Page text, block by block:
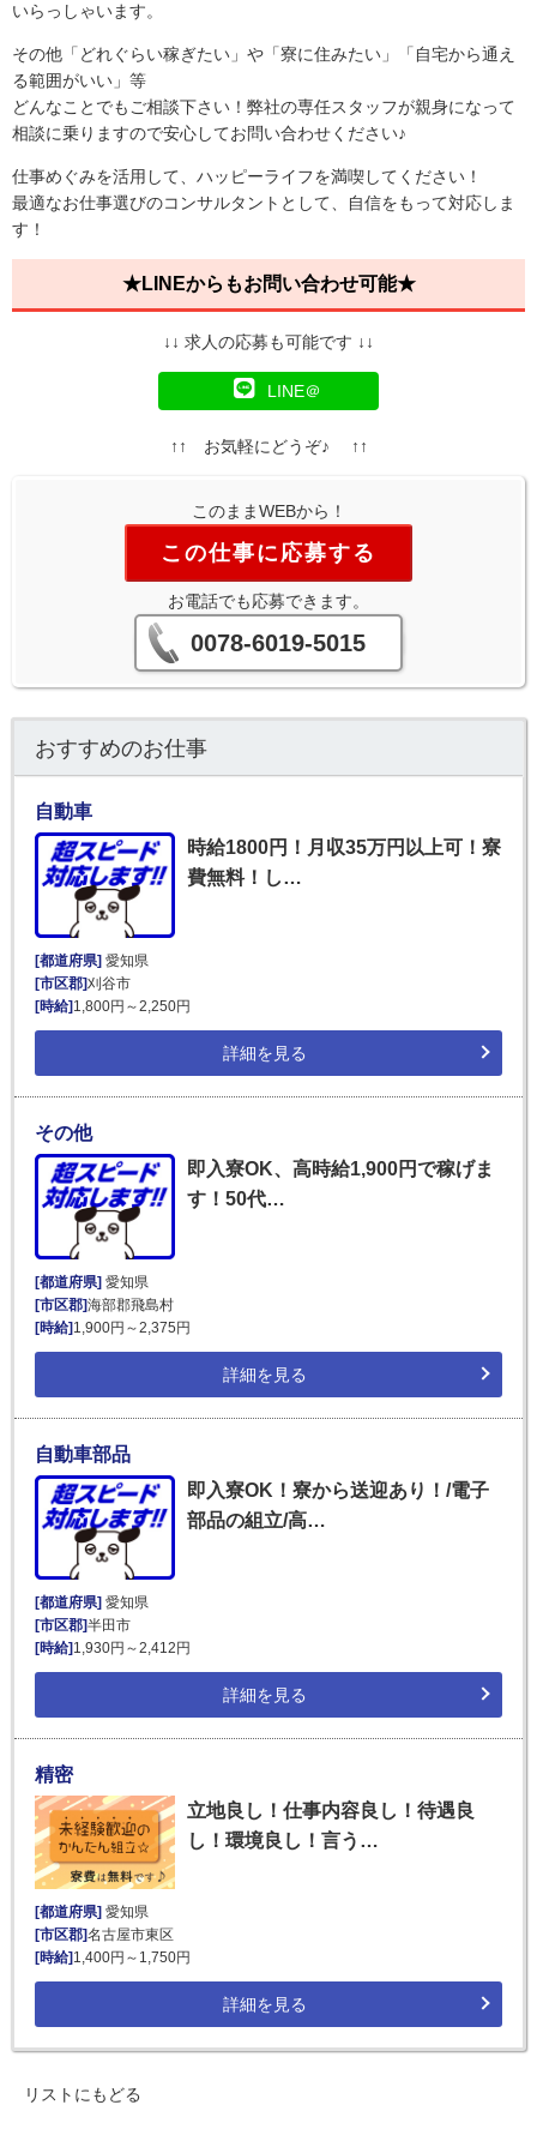
いらっしゃいます。
その他「どれぐらい稼ぎたい」や「寮に住みたい」「自宅から通え
る範囲がいい」等
どんなことでもご相談下さい！弊社の専任スタッフが親身になって
相談に乗りますので安心してお問い合わせください♪
仕事めぐみを活用して、ハッピーライフを満喫してください！
最適なお仕事選びのコンサルタントとして、自信をもって対応しま
す！
★LINEからもお問い合わせ可能★
↓↓ 求人の応募も可能です ↓↓
LINE＠
↑↑ お気軽にどうぞ♪ ↑↑
このままWEBから！
この仕事に応募する
お電話でも応募できます。
0078-6019-5015
おすすめのお仕事
自動車
時給1800円！月収35万円以上可！寮
費無料！し…
[都道府県] 愛知県
[市区郡]刈谷市
[時給] 1,800円～2,250円
詳細を見る
その他
即入寮OK、高時給1,900円で稼げま
す！50代…
[都道府県]愛知県
[市区郡]海部郡飛島村
[時給]1,900円～2,375円
詳細を見る
自動車部品
即入寮OK！寮から送迎あり！/電子
部品の組立/高…
[都道府県] 愛知県
[市区郡]半田市
[時給] 1,930円～2,412円
詳細を見る
精密
立地良し！仕事内容良し！待遇良
し！環境良し！言う…
[都道府県] 愛知県
[市区郡]名古屋市東区
[時給] 1,400円～1,750円
詳細を見る
リストにもどる